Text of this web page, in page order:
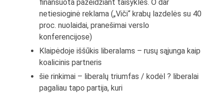
finansuota pažeidžiant taisykles. O dar
netiesioginė reklama („Viči“ krabų lazdelės su 40
proc. nuolaidai, pranešimai verslo
konferencijose)
Klaipėdoje iššūkis liberalams – rusų sąjunga kaip
koalicinis partneris
šie rinkimai – liberalų triumfas / kodėl ? liberalai
pagaliau tapo partija, kuri